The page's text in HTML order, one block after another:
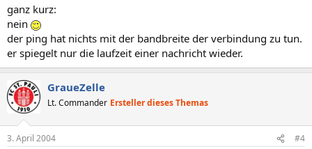
ganz kurz:
nein
der ping hat nichts mit der bandbreite der verbindung zu tun.
er spiegelt nur die laufzeit einer nachricht wieder.
GraueZelle
Lt. Commander Ersteller dieses Themas
3. April 2004 #4